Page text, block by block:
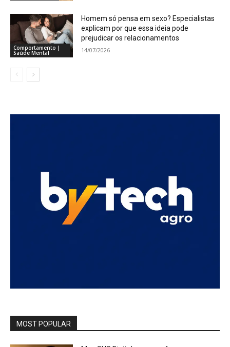
Comportamento |
Saúde Mental
Homem só pensa em sexo? Especialistas
explicam por que essa ideia pode
prejudicar os relacionamentos
14/07/2026
MOST POPULAR